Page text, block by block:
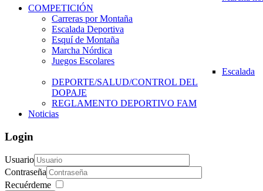
COMPETICIÓN
Carreras por Montaña
Escalada Deportiva
Esquí de Montaña
Marcha Nórdica
Juegos Escolares
Escalada
DEPORTE/SALUD/CONTROL DEL
DOPAJE
REGLAMENTO DEPORTIVO FAM
Noticias
Login
Usuario
Contraseña
Recuérdeme